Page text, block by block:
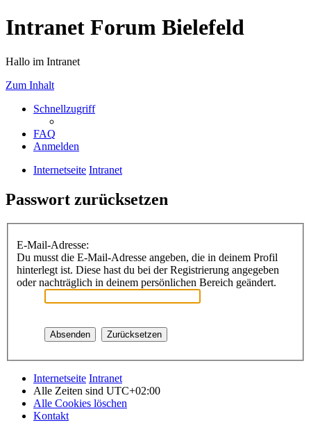
Intranet Forum Bielefeld
Hallo im Intranet
Zum Inhalt
Schnellzugriff
FAQ
Anmelden
Internetseite Intranet
Passwort zurücksetzen
E-Mail-Adresse:
Du musst die E-Mail-Adresse angeben, die in deinem Profil
hinterlegt ist. Diese hast du bei der Registrierung angegeben
oder nachträglich in deinem persönlichen Bereich geändert.
Internetseite Intranet
Alle Zeiten sind UTC+02:00
Alle Cookies löschen
Kontakt